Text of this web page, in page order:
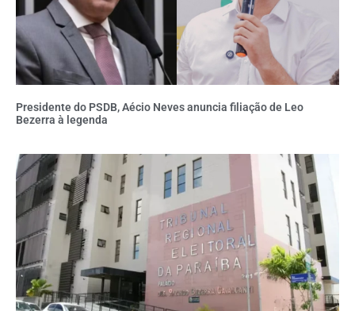
Presidente do PSDB, Aécio Neves anuncia filiação de Leo
Bezerra à legenda